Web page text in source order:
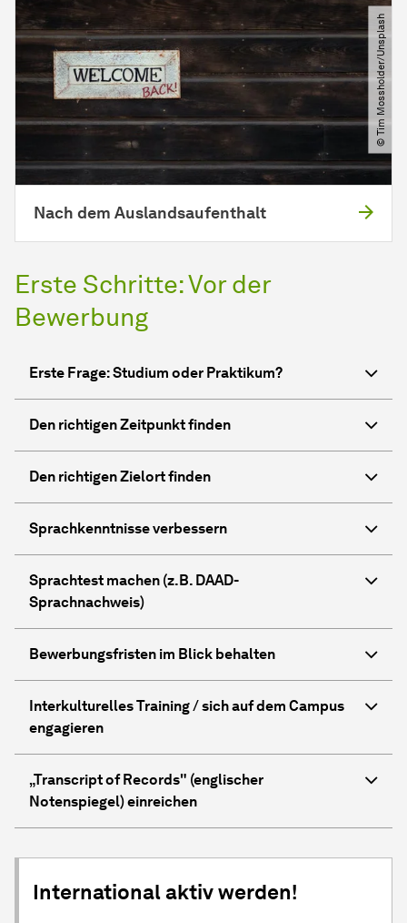
© Tim Mossholder​/​Unsplash
Nach dem Auslandsaufenthalt
Erste Schritte: Vor der
Bewerbung
Erste Frage: Studium oder Praktikum?
Den richtigen Zeitpunkt finden
Den richtigen Zielort finden
Sprachkenntnisse verbessern
Sprachtest machen (z.B. DAAD-
Sprachnachweis)
Bewerbungsfristen im Blick behalten
Interkulturelles Training / sich auf dem Campus
engagieren
„Transcript of Records" (englischer
Notenspiegel​) einreichen
International aktiv werden!